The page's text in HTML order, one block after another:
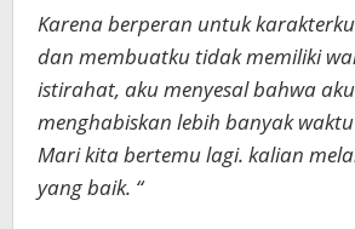
Karena berperan untuk
dan membuatku tidak memiliki
istirahat, aku menyesal bahwa
menghabiskan lebih banyak
Mari kita bertemu lagi. kalian
yang baik. “